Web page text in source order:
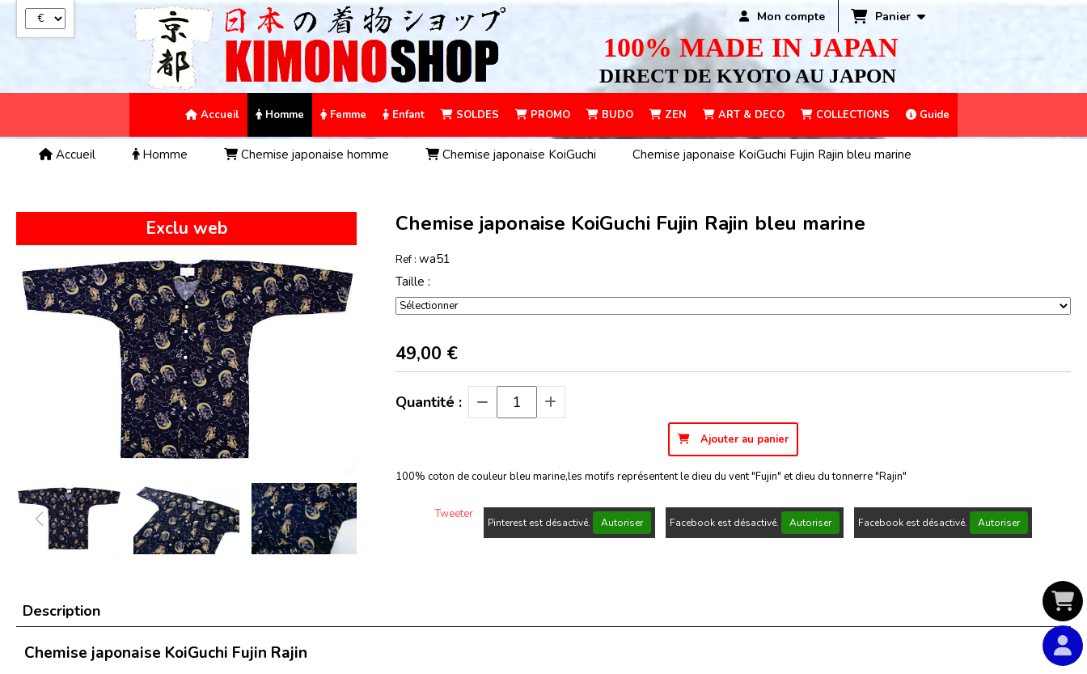
100% MADE IN JAPAN
DIRECT DE KYOTO AU JAPON
Mon compte Panier
Accueil Homme Femme Enfant SOLDES PROMO BUDO ZEN ART & DECO COLLECTIONS Guide
Accueil Homme Chemise japonaise homme Chemise japonaise KoiGuchi Chemise japonaise KoiGuchi Fujin Rajin bleu marine
Exclu web Chemise japonaise KoiGuchi Fujin Rajin bleu marine
Ref : wa51
Taille :
49,00 €
Quantité :
Ajouter au panier
100% coton de couleur bleu marine,les motifs représentent le dieu du vent "Fujin" et dieu du tonnerre "Rajin"
Tweeter
Pinterest est désactivé. Autoriser Facebook est désactivé. Autoriser Facebook est désactivé. Autoriser
Description
Chemise japonaise KoiGuchi Fujin Rajin
Panneau de gestion des cookies